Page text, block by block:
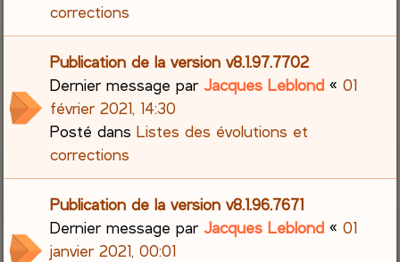
corrections
Publication de la version v8.1.97.7702
Dernier message parJacques Leblond «01
février 2021, 14:30
Posté dansListes des évolutions et
corrections
Publication de la version v8.1.96.7671
Dernier message parJacques Leblond «01
janvier 2021, 00:01